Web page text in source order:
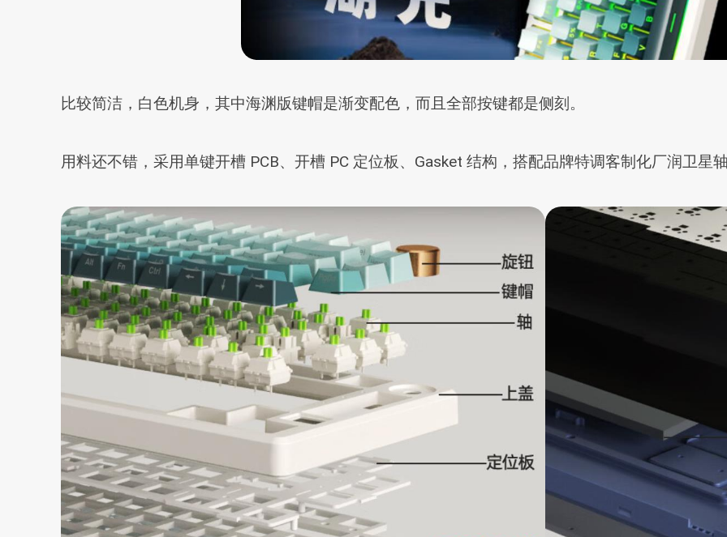
比较简洁，白色机身，其中海渊版键帽是渐变配色，而且全部按键都是侧刻。
用料还不错，采用单键开槽 PCB、开槽 PC 定位板、Gasket 结构，搭配品牌特调客制化厂润卫星